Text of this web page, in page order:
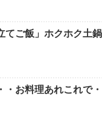
てご飯」ホクホク土
・お料理あれこれで